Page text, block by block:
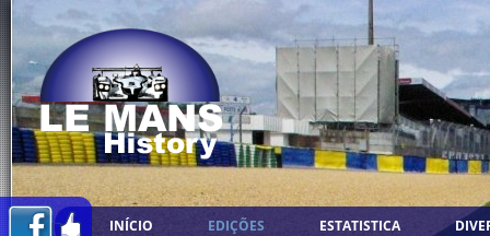
INÍCIO EDIÇÕES ESTATISTICA